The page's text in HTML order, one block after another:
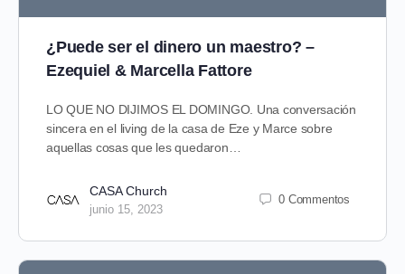
¿Puede ser el dinero un maestro? –
Ezequiel & Marcella Fattore
LO QUE NO DIJIMOS EL DOMINGO. Una conversación
sincera en el living de la casa de Eze y Marce sobre
aquellas cosas que les quedaron…
CASA Church
junio 15, 2023
0 Commentos